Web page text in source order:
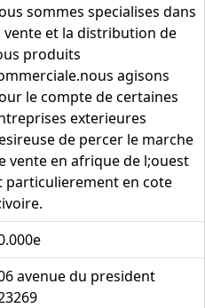
sommes specialises dans
vente et la distribution de
produits
agisons
le compte de certaines
exterieures
de percer le marche
vente en afrique de l;ouest
particulierement en cote
avenue du president